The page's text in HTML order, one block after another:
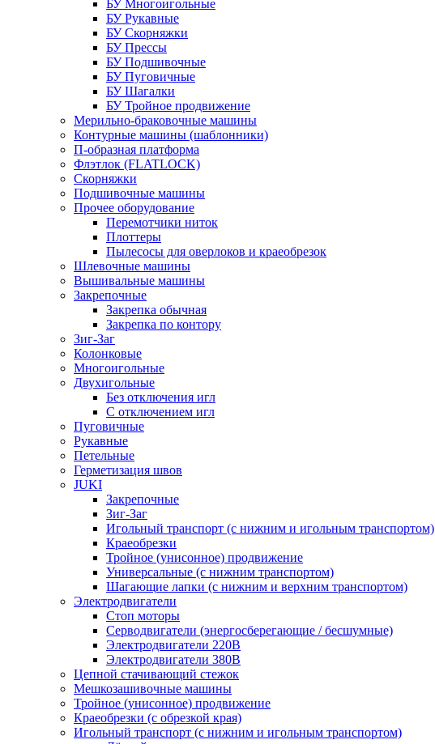
БУ Многоигольные
БУ Рукавные
БУ Скорняжки
БУ Прессы
БУ Подшивочные
БУ Пуговичные
БУ Шагалки
БУ Тройное продвижение
Мерильно-браковочные машины
Контурные машины (шаблонники)
П-образная платформа
Флэтлок (FLATLOCK)
Скорняжки
Подшивочные машины
Прочее оборудование
Перемотчики ниток
Плоттеры
Пылесосы для оверлоков и краеобрезок
Шлевочные машины
Вышивальные машины
Закрепочные
Закрепка обычная
Закрепка по контору
Зиг-Заг
Колонковые
Многоигольные
Двухигольные
Без отключения игл
С отключением игл
Пуговичные
Рукавные
Петельные
Герметизация швов
JUKI
Закрепочные
Зиг-Заг
Игольный транспорт (с нижним и игольным транспортом)
Краеобрезки
Тройное (унисонное) продвижение
Универсальные (с нижним транспортом)
Шагающие лапки (с нижним и верхним транспортом)
Электродвигатели
Стоп моторы
Серводвигатели (энергосберегающие / бесшумные)
Электродвигатели 220В
Электродвигатели 380В
Цепной стачивающий стежок
Мешкозашивочные машины
Тройное (унисонное) продвижение
Краеобрезки (с обрезкой края)
Игольный транспорт (с нижним и игольным транспортом)